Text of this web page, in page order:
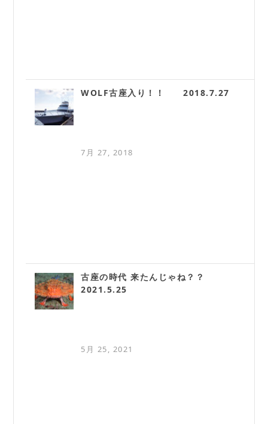
WOLF古座入り！！ 2018.7.27
7月 27, 2018
古座の時代 来たんじゃね？？
2021.5.25
5月 25, 2021